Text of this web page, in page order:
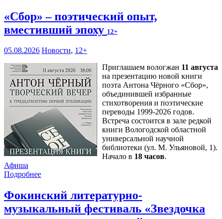
«Сбор» – поэтический опыт,
вместивший эпоху 12+
05.08.2026 Новости, 12+
Приглашаем вологжан 11 августа
на презентацию новой книги
поэта Антона Чёрного «Сбор»,
объединившей избранные
стихотворения и поэтические
переводы 1999-2026 годов.
Встреча состоится в зале редкой
книги Вологодской областной
универсальной научной
библиотеки (ул. М. Ульяновой, 1).
Начало в 18 часов.
Афиша
Подробнее
Фокинский литературно-
музыкальный фестиваль «Звездочка